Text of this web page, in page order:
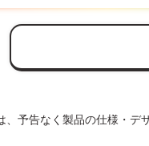
予告なく製品の仕様・デ